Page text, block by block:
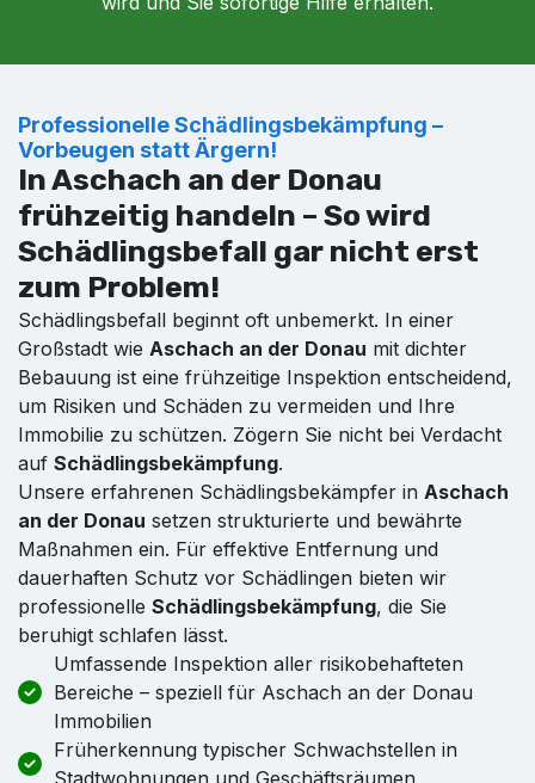
Professionelle Schädlingsbekämpfung –
Vorbeugen statt Ärgern!
In Aschach an der Donau
frühzeitig handeln – So wird
Schädlingsbefall gar nicht erst
zum Problem!
Schädlingsbefall beginnt oft unbemerkt. In einer
Großstadt wie Aschach an der Donau mit dichter
Bebauung ist eine frühzeitige Inspektion entscheidend,
um Risiken und Schäden zu vermeiden und Ihre
Immobilie zu schützen. Zögern Sie nicht bei Verdacht
auf Schädlingsbekämpfung.
Unsere erfahrenen Schädlingsbekämpfer in Aschach
an der Donau setzen strukturierte und bewährte
Maßnahmen ein. Für effektive Entfernung und
dauerhaften Schutz vor Schädlingen bieten wir
professionelle Schädlingsbekämpfung, die Sie
beruhigt schlafen lässt.
Umfassende Inspektion aller risikobehafteten
Bereiche – speziell für Aschach an der Donau
Immobilien
Früherkennung typischer Schwachstellen in
Stadtwohnungen und Geschäftsräumen